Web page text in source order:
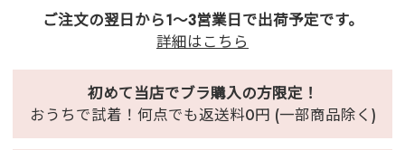
ご注文の翌日から1～3営業日で出荷予定です。
詳細はこちら
初めて当店でブラ購入の方限定！
おうちで試着！何点でも返送料0円 (一部商品除く)